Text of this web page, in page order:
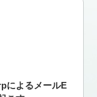
によるメールE